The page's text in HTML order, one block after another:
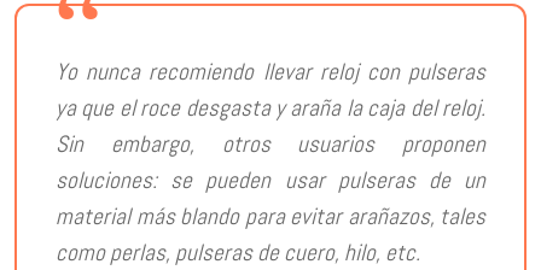
Yo nunca recomiendo llevar reloj con pulseras
ya que el roce desgasta y araña la caja del reloj.
Sin embargo, otros usuarios proponen
soluciones: se pueden usar pulseras de un
material más blando para evitar arañazos, tales
como perlas, pulseras de cuero, hilo, etc.